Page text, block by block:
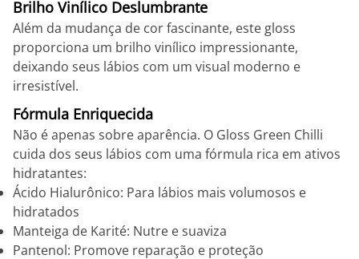
Brilho Vinílico Deslumbrante
Além da mudança de cor fascinante, este gloss
proporciona um brilho vinílico impressionante,
deixando seus lábios com um visual moderno e
irresistível.
Fórmula Enriquecida
Não é apenas sobre aparência. O Gloss Green Chilli
cuida dos seus lábios com uma fórmula rica em ativos
hidratantes:
Ácido Hialurônico: Para lábios mais volumosos e
hidratados
Manteiga de Karité: Nutre e suaviza
Pantenol: Promove reparação e proteção